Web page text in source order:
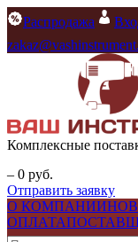
Распродажа
Комплексные
– 0 руб.
Отправить заявку
О КОМПАНИИ
ОПЛАТА